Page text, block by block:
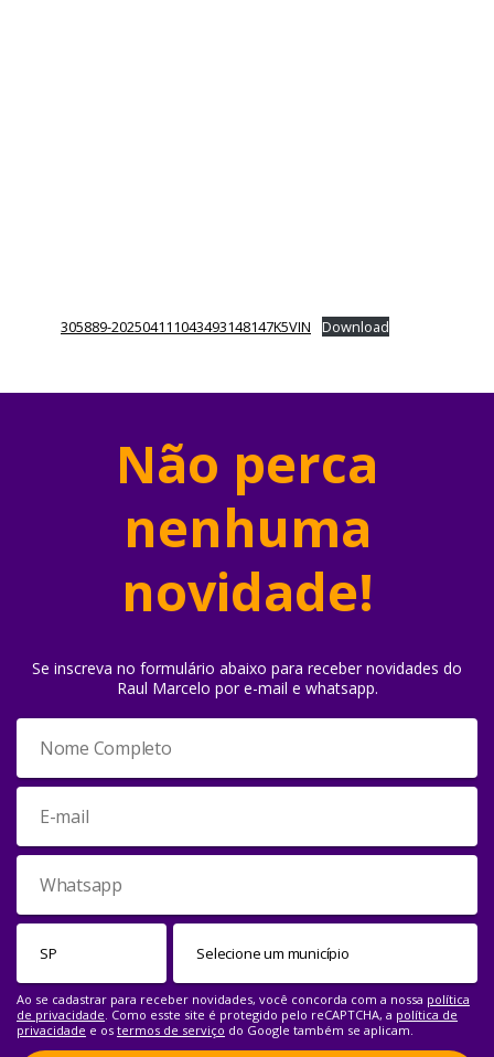
305889-202504111043493148147K5VIN Download
Não perca
nenhuma
novidade!
Se inscreva no formulário abaixo para receber novidades do
Raul Marcelo por e-mail e whatsapp.
Ao se cadastrar para receber novidades, você concorda com a nossa política
de privacidade. Como esste site é protegido pelo reCAPTCHA, a política de
privacidade e os termos de serviço do Google também se aplicam.